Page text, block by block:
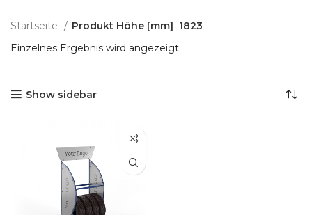
Startseite Produkt Höhe [mm] 1823
Einzelnes Ergebnis wird angezeigt
Show sidebar